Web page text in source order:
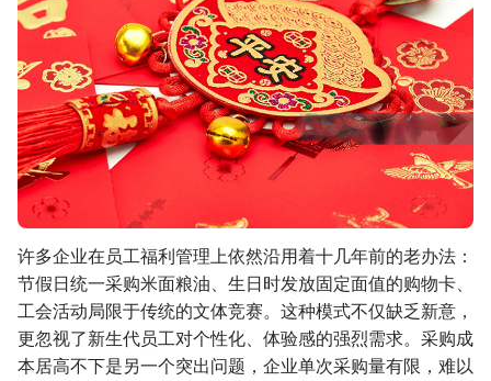
许多企业在员工福利管理上依然沿用着十几年前的老办法：
节假日统一采购米面粮油、生日时发放固定面值的购物卡、
工会活动局限于传统的文体竞赛。这种模式不仅缺乏新意，
更忽视了新生代员工对个性化、体验感的强烈需求。采购成
本居高不下是另一个突出问题，企业单次采购量有限，难以